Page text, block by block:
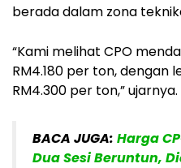
berada dalam zona
“Kami melihat CPO
RM4.180 per ton, dengan
RM4.300 per ton,” ujarnya.
BACA JUGA: Harga
Dua Sesi Beruntun,